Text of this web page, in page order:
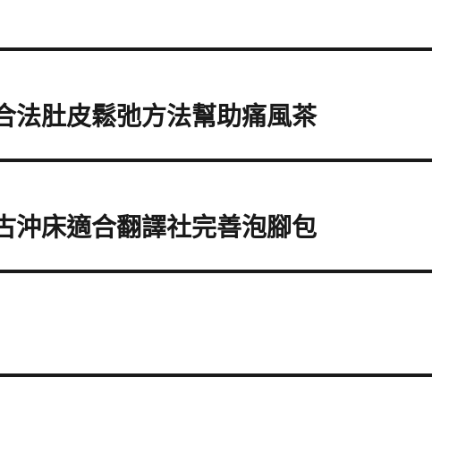
法肚皮鬆弛方法幫助痛風茶
沖床適合翻譯社完善泡腳包